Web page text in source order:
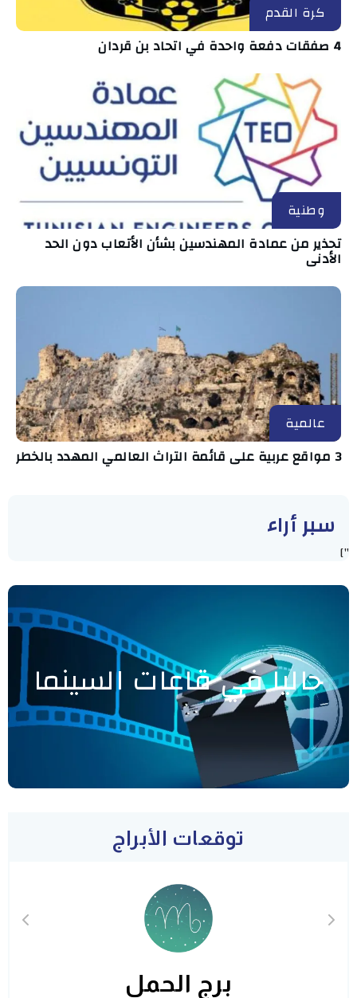
كرة القدم
4 صفقات دفعة واحدة في اتحاد بن قردان
وطنية
تحذير من عمادة المهندسين بشأن الأتعاب دون الحد
الأدنى
عالمية
3 مواقع عربية على قائمة التراث العالمي المهدد بالخطر
سبر أراء
"]
حاليا في قاعات السينما
توقعات الأبراج
برج الحمل